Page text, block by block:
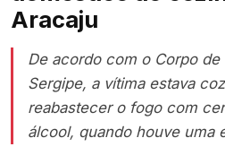
Aracaju
De acordo com o Corpo
Sergipe, a vítima estava
reabastecer o fogo com
álcool, quando houve uma